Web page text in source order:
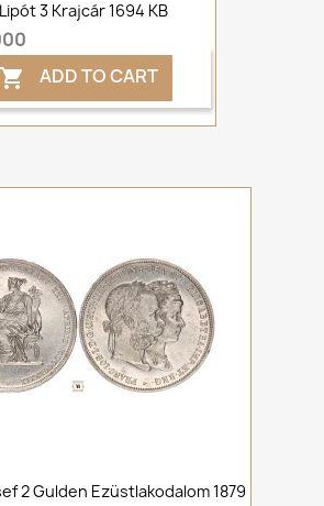
3 Krajcár 1694 KB
 ADD TO CART
2 Gulden Ezüstlakodalom 1879